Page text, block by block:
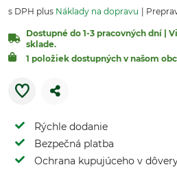
s DPH plus Náklady na dopravu
Dostupné do 1-3 pracovných dní |
sklade.
1 položiek dostupných v našom
Rýchle dodanie
Bezpečná platba
Ochrana kupujúceho v